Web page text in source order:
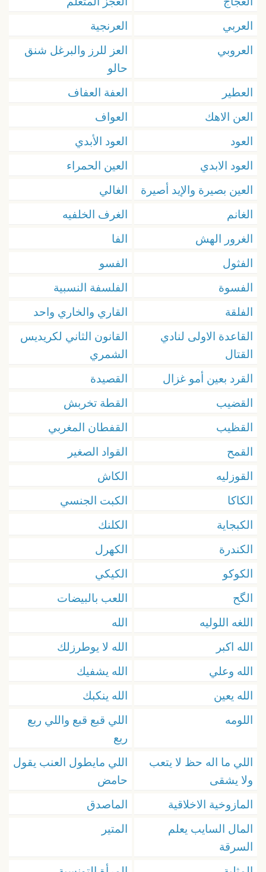
العربي
العرنجية
العروبي
العز للرز والبرغل شنق
حالو
العطير
العفة العفاف
العن الاهك
العواف
العود
العود الأبدي
العود الابدي
العين الحمراء
العين بصيرة والإيد أصيرة
الغالي
الغانم
الغرف الخلفيه
الغرور الهش
الفا
الفثول
الفسو
الفسوة
الفلسفة النسبية
الفلقة
القاري والخاري واحد
القاعدة الاولى لنادي
القتال
القانون الثاني لكريديس
الشمري
القرد بعين أمو غزال
القصيدة
القضيب
القطة تخربش
القظيب
القفطان المغربي
القمح
القواد الصغير
القوزليه
الكاش
الكاكا
الكبت الجنسي
الكبجاية
الكلنك
الكندرة
الكهرل
الكوكو
الكيكي
الگح
اللعب بالبيضات
اللغه اللوليه
الله
الله اكبر
الله لا يوطرزلك
الله وعلي
الله يشفيك
الله يعين
الله ينكبك
اللومه
اللي قبع قبع واللي ربع
ربع
اللي ما اله حظ لا يتعب
ولا يشقى
اللي مايطول العنب يقول
حامض
المازوخية الاخلاقية
الماصدق
المال السايب يعلم
السرقة
المتير